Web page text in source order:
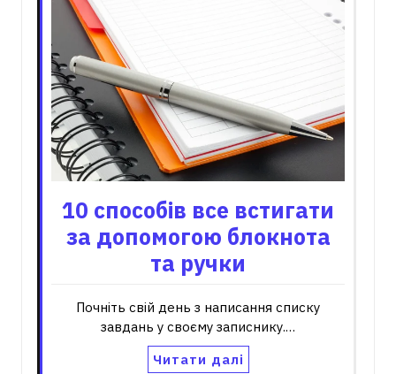
10 способів все встигати
за допомогою блокнота
та ручки
Почніть свій день з написання списку
завдань у своєму записнику.…
Читати далі